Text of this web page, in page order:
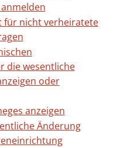
für nicht verheiratete
die wesentliche
oder
anzeigen
Änderung